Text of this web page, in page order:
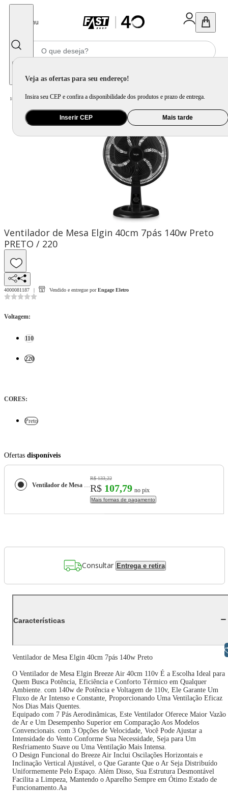
Menu
Veja as ofertas para seu endereço!
Insira seu CEP e confira a disponibilidade dos produtos e prazo de entrega.
Inserir CEP Mais tarde
Home Ar e Ventilação / Ventilador / Ventilador de Mesa Elgin 40cm 7pás 140w Preto
Ventilador de Mesa Elgin 40cm 7pás 140w Preto
PRETO / 220
4000081187 Vendido e entregue por Engage Eletro
Voltagem:
110
220
CORES:
Preto
Ofertas disponíveis
Ventilador de Mesa Elgin 40cm 7pás 140w Preto
R$ 133,22
R$ 107,79 no pix
Mais formas de pagamento
Consultar Entrega e retira
Características
Ventilador de Mesa Elgin 40cm 7pás 140w Preto
O Ventilador de Mesa Elgin Breeze Air 40cm 110v É a Escolha Ideal para
Quem Busca Potência, Eficiência e Conforto Térmico em Qualquer
Ambiente. com 140w de Potência e Voltagem de 110v, Ele Garante Um
Fluxo de Ar Intenso e Constante, Proporcionando Uma Ventilação Eficaz
Nos Dias Mais Quentes.
Equipado com 7 Pás Aerodinâmicas, Este Ventilador Oferece Maior Vazão
de Ar e Um Desempenho Superior em Comparação Aos Modelos
Convencionais. com 3 Opções de Velocidade, Você Pode Ajustar a
Intensidade do Vento Conforme Sua Necessidade, Seja para Um
Resfriamento Suave ou Uma Ventilação Mais Intensa.
O Design Funcional do Breeze Air Inclui Oscilações Horizontais e
Inclinação Vertical Ajustável, o Que Garante Que o Ar Seja Distribuído
Uniformemente Pelo Espaço. Além Disso, Sua Estrutura Desmontável
Facilita a Limpeza, Mantendo o Aparelho Sempre em Ótimo Estado de
Funcionamento.Aa